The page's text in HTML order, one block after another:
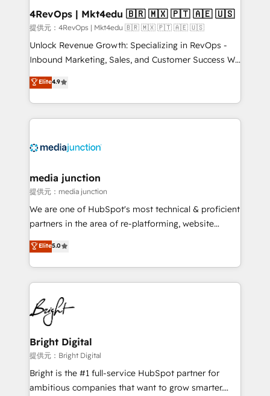
on-demand bundle services. Connect with us today!
4RevOps | Mkt4edu 🇧🇷 🇲🇽 🇵🇹 🇦🇪 🇺🇸
提供元：4RevOps | Mkt4edu 🇧🇷 🇲🇽 🇵🇹 🇦🇪 🇺🇸
Unlock Revenue Growth: Specializing in RevOps -
Inbound Marketing, Sales, and Customer Success We
specialize in driving revenue growth for companies
across industries through tailored marketing, sales,
and customer success strategies, utilizing RevOps
methodologies. As Latin America's largest HubSpot
offer unparalleled insights. Operating in five
Mexico, USA, and Portugal—we've executed over a
hundred successful operations. Our approach,
rooted in RevOps principles, integrates analysis,
training, planning, and qualification. Leveraging
inbound marketing tactics, we focus on
understanding, nurturing, and converting leads.
competitive market.
Elite4.9
media junction
提供元：media junction
We are one of HubSpot's most technical & proficient
partners in the area of re-platforming, website
design & development. We specialize in multi-hub
implementations for mid-market & enterprise
companies. We are woman-owned, powered by
coffee, and we ❤️ dogs. We produce award-winning
work for our clients. 🏆2023 Technical Expertise
Impact Award 🏆2022 Technical Expertise Impact
Award 🏆2022 Platform Migration Excellence Impact
Award 🏆2020 Elite Solutions Partner 🏆2019
Integrations HubSpot Impact Award 🏆2019
Marketing Enablement HubSpot Impact Award 🏆
2018 Website Design HubSpot Impact Award 🏆2017
Elite5.0
Bright Digital
提供元：Bright Digital
Bright is the #1 full-service HubSpot partner for
ambitious companies that want to grow smarter.